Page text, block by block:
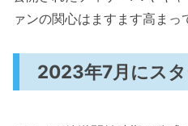
ァンの関心はますます高まっ
2023年7月にスタ